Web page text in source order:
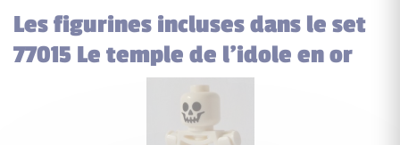
Les figurines incluses dans le set
77015 Le temple de l’idole en or